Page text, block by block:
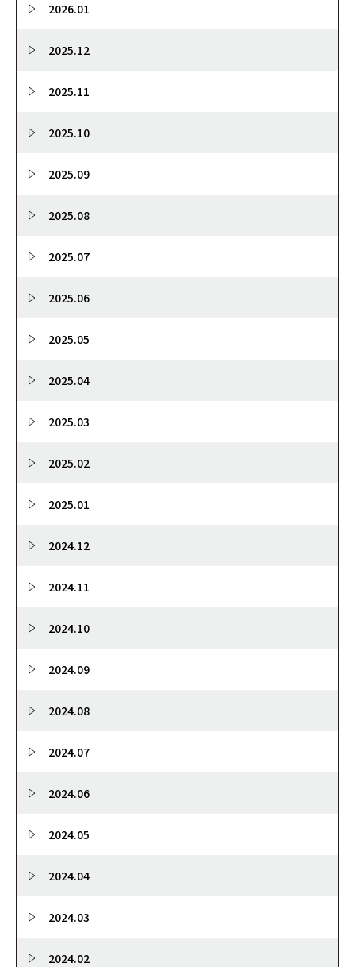
2026.01
2025.12
2025.11
2025.10
2025.09
2025.08
2025.07
2025.06
2025.05
2025.04
2025.03
2025.02
2025.01
2024.12
2024.11
2024.10
2024.09
2024.08
2024.07
2024.06
2024.05
2024.04
2024.03
2024.02